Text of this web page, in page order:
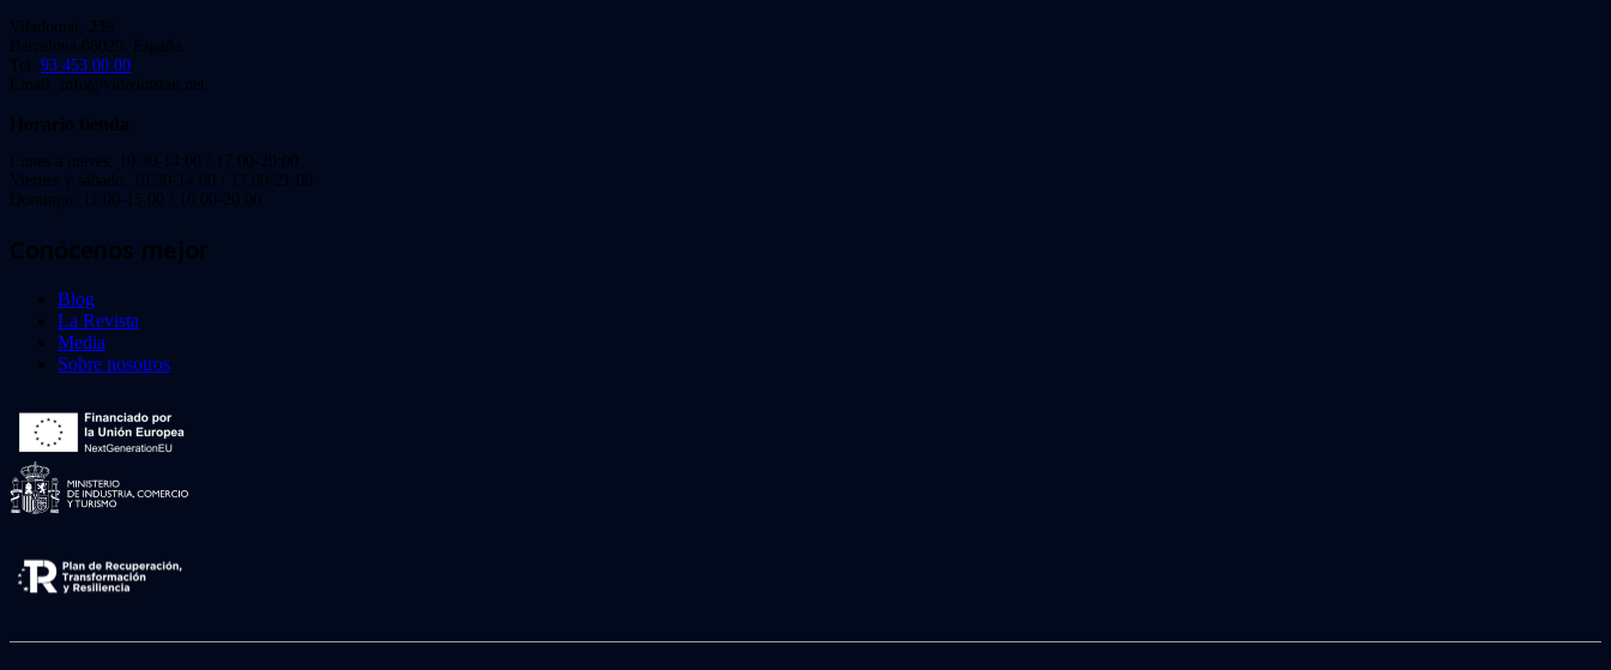
Viladomat, 239
Barcelona 08029. España.
Tel: 93 453 00 00
Email: info@videoinstan.net
Horario tienda
Lunes a jueves: 10:30-14:00 / 17:00-20:00
Viernes y sábado: 10:30-14:00 / 17:00-21:00
Domingo: 11:00-15:00 / 16:00-20:00
Conócenos mejor
Blog
La Revista
Media
Sobre nosotros